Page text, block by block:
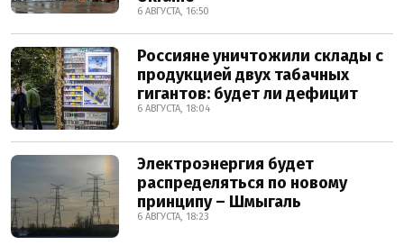
6 АВГУСТА, 16:50
Россияне уничтожили склады с
продукцией двух табачных
гигантов: будет ли дефицит
6 АВГУСТА, 18:04
Электроэнергия будет
распределяться по новому
принципу – Шмыгаль
6 АВГУСТА, 18:23